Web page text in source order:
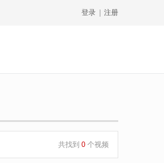
登录 注册
共找到 0 个视频